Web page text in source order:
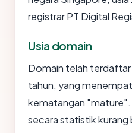
registrar PT Digital
Usia domain
Domain telah
tahun, yang
kematangan "mature".
secara statistik kurang